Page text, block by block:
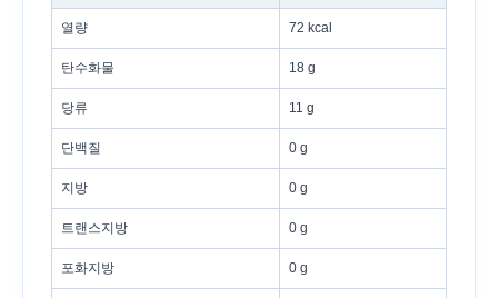
열량 72 kcal
탄수화물 18 g
당류 11 g
단백질 0 g
지방 0 g
트랜스지방 0 g
포화지방 0 g